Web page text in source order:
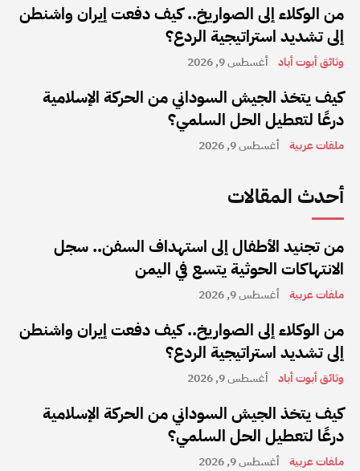
من الوكلاء إلى الصواريخ.. كيف دفعت إيران واشنطن
إلى تشديد استراتيجية الردع؟
وثائق أبوت أباد أغسطس 9, 2026
كيف يتخذ الجيش السوداني من الحركة الإسلامية
درعًا لتعطيل الحل السلمي؟
ملفات عربية أغسطس 9, 2026
أحدث المقالات
من تجنيد الأطفال إلى استهداف السفن.. سجل
الانتهاكات الحوثية يتسع في اليمن
ملفات عربية أغسطس 9, 2026
من الوكلاء إلى الصواريخ.. كيف دفعت إيران واشنطن
إلى تشديد استراتيجية الردع؟
وثائق أبوت أباد أغسطس 9, 2026
كيف يتخذ الجيش السوداني من الحركة الإسلامية
درعًا لتعطيل الحل السلمي؟
ملفات عربية أغسطس 9, 2026